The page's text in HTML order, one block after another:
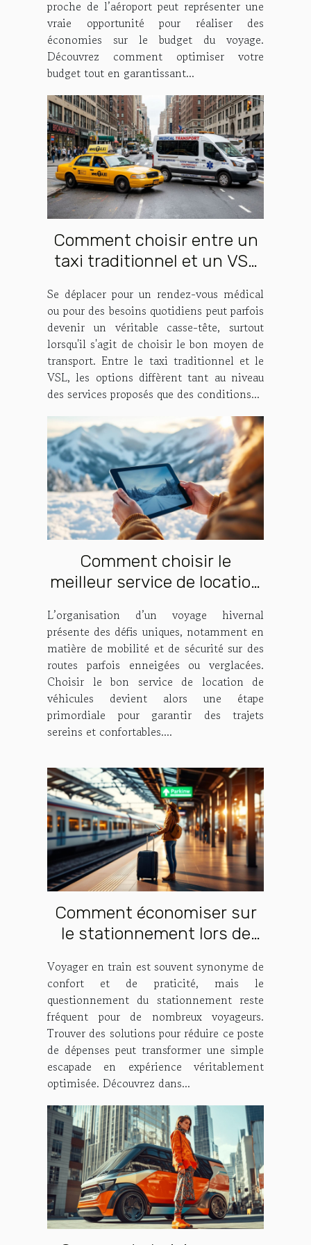
proche de l’aéroport peut représenter une
vraie opportunité pour réaliser des
économies sur le budget du voyage.
Découvrez comment optimiser votre
budget tout en garantissant...
Comment choisir entre un
taxi traditionnel et un VSL
Se déplacer pour un rendez-vous médical
ou pour des besoins quotidiens peut parfois
devenir un véritable casse-tête, surtout
lorsqu'il s'agit de choisir le bon moyen de
transport. Entre le taxi traditionnel et le
VSL, les options diffèrent tant au niveau
des services proposés que des conditions...
Comment choisir le
meilleur service de location
voyages hivernaux ?
L’organisation d’un voyage hivernal
présente des défis uniques, notamment en
matière de mobilité et de sécurité sur des
routes parfois enneigées ou verglacées.
Choisir le bon service de location de
véhicules devient alors une étape
primordiale pour garantir des trajets
sereins et confortables....
Comment économiser sur
le stationnement lors de
Voyager en train est souvent synonyme de
confort et de praticité, mais le
questionnement du stationnement reste
fréquent pour de nombreux voyageurs.
Trouver des solutions pour réduire ce poste
de dépenses peut transformer une simple
escapade en expérience véritablement
optimisée. Découvrez dans...